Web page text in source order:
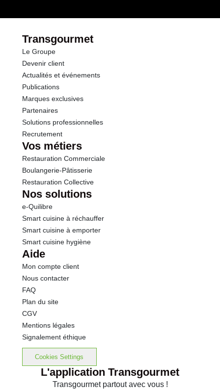
Transgourmet
Le Groupe
Devenir client
Actualités et événements
Publications
Marques exclusives
Partenaires
Solutions professionnelles
Recrutement
Vos métiers
Restauration Commerciale
Boulangerie-Pâtisserie
Restauration Collective
Nos solutions
e-Quilibre
Smart cuisine à réchauffer
Smart cuisine à emporter
Smart cuisine hygiène
Aide
Mon compte client
Nous contacter
FAQ
Plan du site
CGV
Mentions légales
Signalement éthique
Cookies Settings
L'application Transgourmet
Transgourmet partout avec vous !